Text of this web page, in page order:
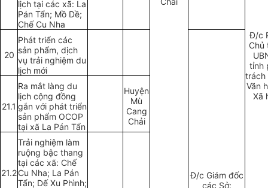
Đ/c
Chủ
tỉnh
trách
Văn
Xã
lịch tại các xã: La
Pán Tẩn; Mồ Dề;
Chế Cu Nha
20
Phát triển các
sản phẩm, dịch
vụ trải nghiệm du
lịch mới
Đ/c Giám đốc
các Sở:
21.1
Ra mắt làng du
lịch cộng đồng
gắn với phát triển
sản phẩm OCOP
tại xã La Pán Tẩn
Huyện
Mù
Cang
Chải
21.2
Trải nghiệm làm
ruộng bậc thang
tại các xã: Chế
Cu Nha; La Pán
Tẩn; Dế Xu Phình;